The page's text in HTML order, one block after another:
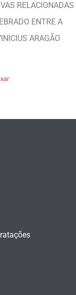
RELACIONADAS
ENTRE A
ARAGÃO